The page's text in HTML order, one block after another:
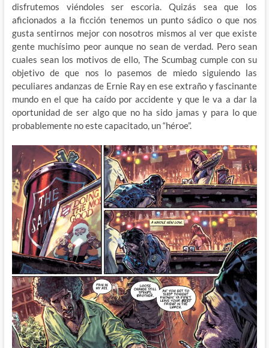
disfrutemos viéndoles ser escoria. Quizás sea que los
aficionados a la ficción tenemos un punto sádico o que nos
gusta sentirnos mejor con nosotros mismos al ver que existe
gente muchísimo peor aunque no sean de verdad. Pero sean
cuales sean los motivos de ello, The Scumbag cumple con su
objetivo de que nos lo pasemos de miedo siguiendo las
peculiares andanzas de Ernie Ray en ese extraño y fascinante
mundo en el que ha caído por accidente y que le va a dar la
oportunidad de ser algo que no ha sido jamas y para lo que
probablemente no este capacitado, un “héroe”.